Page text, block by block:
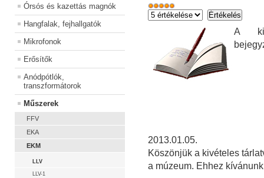
Órsós és kazettás magnók
Hangfalak, fejhallgatók
Mikrofonok
Erősítők
Anódpótlók,
transzformátorok
Műszerek
FFV
EKA
EKM
LLV
LLV-1
A
2013.01.05.
Köszönjük a kivételes
a múzeum. Ehhez